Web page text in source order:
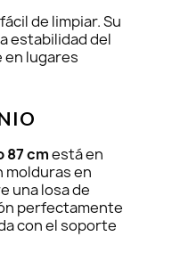
de limpiar. Su
estabilidad del
en lugares
87 cmestá en
molduras en
una losa de
perfectamente
con el soporte